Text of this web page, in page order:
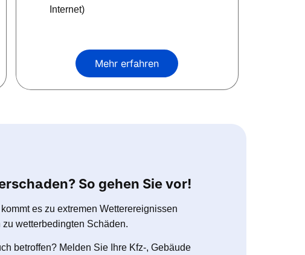
Internet)
Mehr erfahren
So gehen Sie vor!
kommt es zu extremen Wetterereignissen
zu wetterbedingten Schäden.
betroffen? Melden Sie Ihre Kfz-, Gebäude